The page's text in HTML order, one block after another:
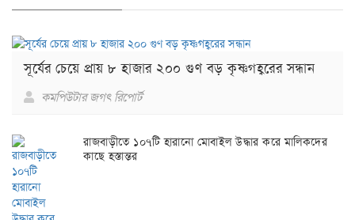
সূর্যের চেয়ে প্রায় ৮ হাজার ২০০ গুণ বড় কৃষ্ণগহ্বরের সন্ধান
কমপিউটার জগৎ রিপোর্ট
রাজবাড়ীতে ১০৭টি হারানো মোবাইল উদ্ধার করে মালিকদের
কাছে হস্তান্তর